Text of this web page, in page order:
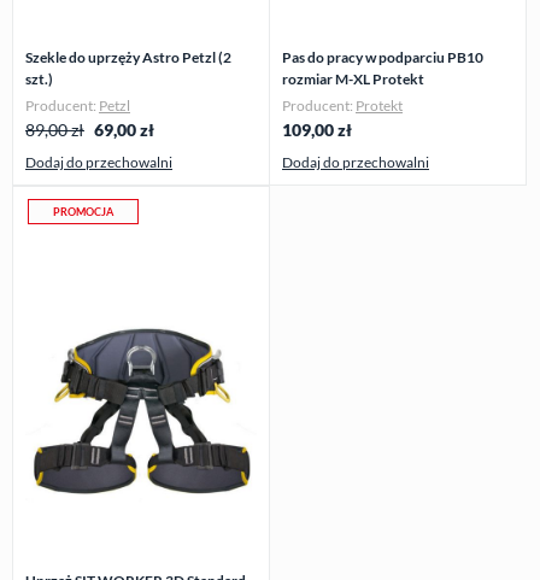
Szekle do uprzęży Astro Petzl (2
szt.)
Producent: Petzl
89,00 zł 69,00zł
Dodaj do przechowalni
Pas do pracy w podparciu PB10
rozmiar M-XL Protekt
Producent: Protekt
109,00zł
Dodaj do przechowalni
PROMOCJA